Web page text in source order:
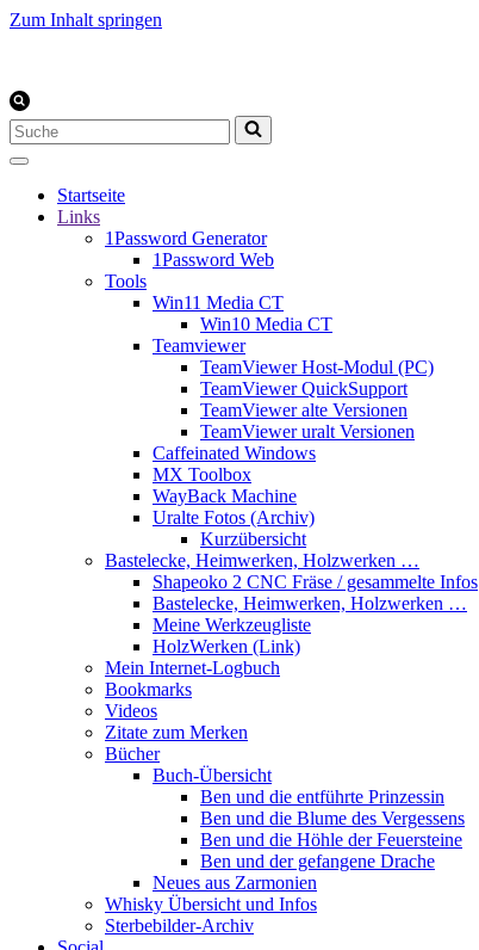
Zum Inhalt springen
Suchen
nach …
Startseite
Links
1Password Generator
1Password Web
Tools
Win11 Media CT
Win10 Media CT
Teamviewer
TeamViewer Host-Modul (PC)
TeamViewer QuickSupport
TeamViewer alte Versionen
TeamViewer uralt Versionen
Caffeinated Windows
MX Toolbox
WayBack Machine
Uralte Fotos (Archiv)
Kurzübersicht
Bastelecke, Heimwerken, Holzwerken …
Shapeoko 2 CNC Fräse / gesammelte Infos
Bastelecke, Heimwerken, Holzwerken …
Meine Werkzeugliste
HolzWerken (Link)
Mein Internet-Logbuch
Bookmarks
Videos
Zitate zum Merken
Bücher
Buch-Übersicht
Ben und die entführte Prinzessin
Ben und die Blume des Vergessens
Ben und die Höhle der Feuersteine
Ben und der gefangene Drache
Neues aus Zarmonien
Whisky Übersicht und Infos
Sterbebilder-Archiv